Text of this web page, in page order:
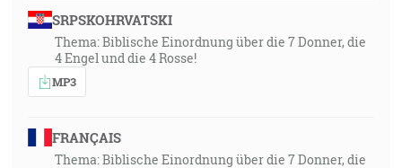
SRPSKOHRVATSKI
Thema: Biblische Einordnung über die 7 Donner, die
4 Engel und die 4 Rosse!
MP3
FRANÇAIS
Thema: Biblische Einordnung über die 7 Donner, die